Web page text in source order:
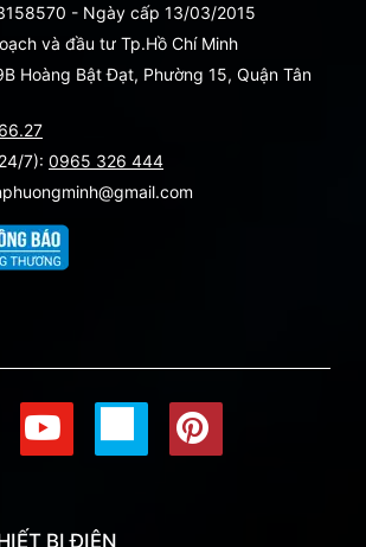
- Ngày cấp 13/03/2015
và đầu tư Tp.Hồ Chí Minh
Hoàng Bật Đạt, Phường 15, Quận Tân
7): 0965 326 444
BỊ ĐIỆN